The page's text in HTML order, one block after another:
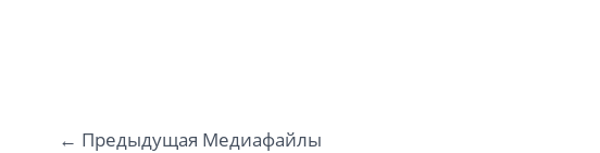
← Предыдущая Медиафайлы